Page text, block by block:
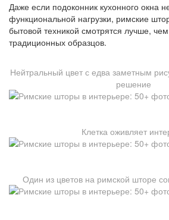
Даже если подоконник кухонного окна
функциональной нагрузки, римские
бытовой техникой смотрятся лучше,
традиционных образцов.
Нейтральный цвет с едва заметным
решение
Клетка оживляет
Один из цветов на римской шторе